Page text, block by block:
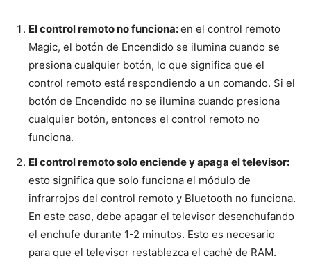
El control remoto no funciona:en el control remoto
Magic, el botón de Encendido se ilumina cuando se
presiona cualquier botón, lo que significa que el
control remoto está respondiendo a un comando. Si el
botón de Encendido no se ilumina cuando presiona
cualquier botón, entonces el control remoto no
funciona.
El control remoto solo enciende y apaga el televisor:
esto significa que solo funciona el módulo de
infrarrojos del control remoto y Bluetooth no funciona.
En este caso, debe apagar el televisor desenchufando
el enchufe durante 1-2 minutos. Esto es necesario
para que el televisor restablezca el caché de RAM.